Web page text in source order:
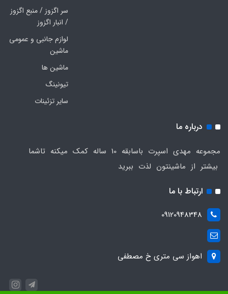
سر اگزوز / منبع اگزوز
/ انبار اگزوز
لوازم جانبی و عمومی
ماشین
ماشین ها
تیونینگ
سایر تزئینات
درباره ما
مجموعه مهدی اسپرت باسابقه 10 ساله کمک میکنه تاشما
بیشتر از ماشینتون لذت ببرید
ارتباط با ما
09120948348
اهواز سی متری خ مصطفی